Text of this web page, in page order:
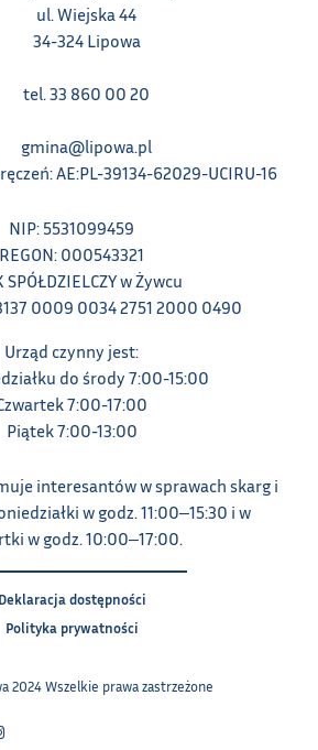
ul. Wiejska 44
34-324 Lipowa
tel. 33 860 00 20
gmina@lipowa.pl
AE:PL-39134-62029-UCIRU-16
NIP: 5531099459
REGON: 000543321
SPÓŁDZIELCZY w Żywcu
0009 0034 2751 2000 0490
Urząd czynny jest:
do środy 7:00-15:00
7:00-17:00
Piątek 7:00-13:00
interesantów w sprawach skarg i
w godz. 11:00‒15:30 i w
w godz. 10:00‒17:00.
Deklaracja dostępności
Polityka prywatności
2024 Wszelkie prawa zastrzeżone